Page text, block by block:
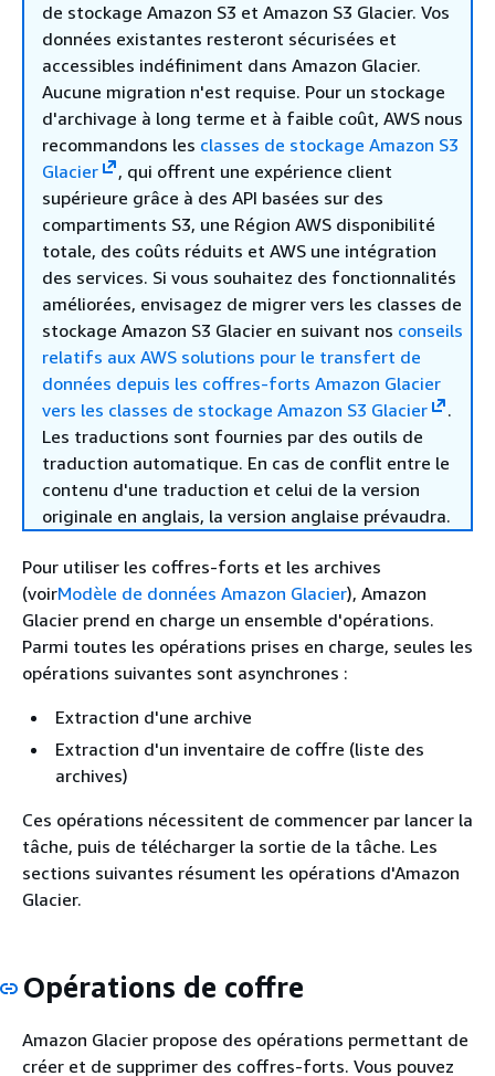
de stockage Amazon S3 et Amazon S3 Glacier. Vos
données existantes resteront sécurisées et
accessibles indéfiniment dans Amazon Glacier.
Aucune migration n'est requise. Pour un stockage
d'archivage à long terme et à faible coût, AWS nous
recommandons les classes de stockage Amazon S3
Glacier
, qui offrent une expérience client
supérieure grâce à des API basées sur des
compartiments S3, une Région AWS disponibilité
totale, des coûts réduits et AWS une intégration
des services. Si vous souhaitez des fonctionnalités
améliorées, envisagez de migrer vers les classes de
stockage Amazon S3 Glacier en suivant nos conseils
relatifs aux AWS solutions pour le transfert de
données depuis les coffres-forts Amazon Glacier
vers les classes de stockage Amazon S3 Glacier
.
Les traductions sont fournies par des outils de
traduction automatique. En cas de conflit entre le
contenu d'une traduction et celui de la version
originale en anglais, la version anglaise prévaudra.
Pour utiliser les coffres-forts et les archives
(voirModèle de données Amazon Glacier), Amazon
Glacier prend en charge un ensemble d'opérations.
Parmi toutes les opérations prises en charge, seules les
opérations suivantes sont asynchrones :
Extraction d'une archive
Extraction d'un inventaire de coffre (liste des
archives)
Ces opérations nécessitent de commencer par lancer la
tâche, puis de télécharger la sortie de la tâche. Les
sections suivantes résument les opérations d'Amazon
Glacier.
Opérations de coffre
Amazon Glacier propose des opérations permettant de
créer et de supprimer des coffres-forts. Vous pouvez